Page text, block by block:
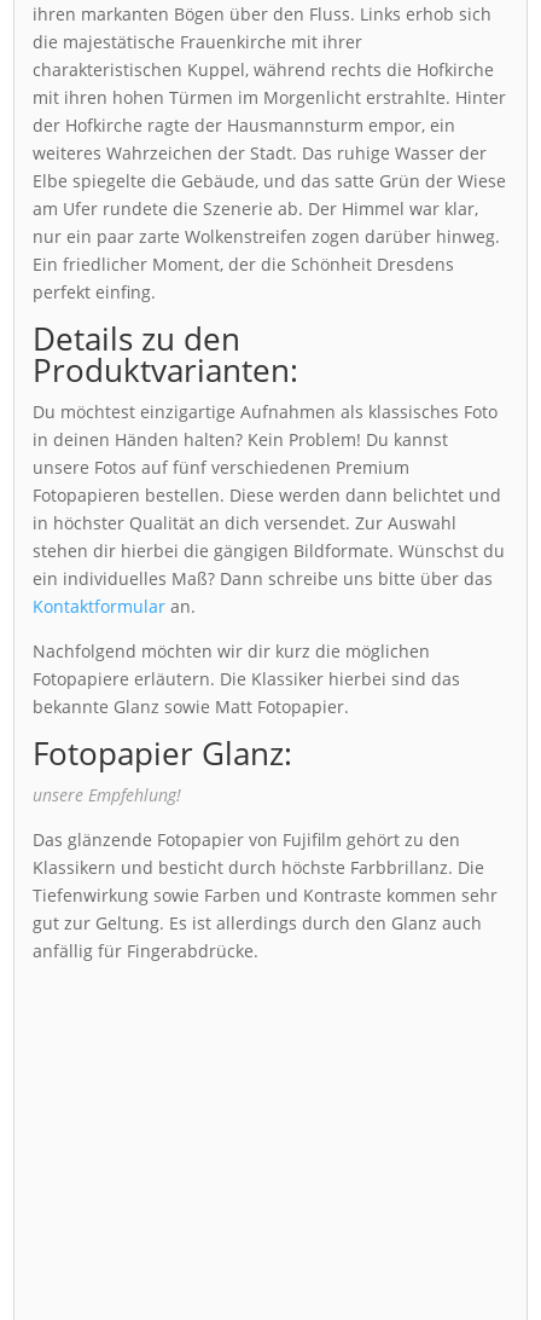
ihren markanten Bögen über den Fluss. Links erhob sich
die majestätische Frauenkirche mit ihrer
charakteristischen Kuppel, während rechts die Hofkirche
mit ihren hohen Türmen im Morgenlicht erstrahlte. Hinter
der Hofkirche ragte der Hausmannsturm empor, ein
weiteres Wahrzeichen der Stadt. Das ruhige Wasser der
Elbe spiegelte die Gebäude, und das satte Grün der Wiese
am Ufer rundete die Szenerie ab. Der Himmel war klar,
nur ein paar zarte Wolkenstreifen zogen darüber hinweg.
Ein friedlicher Moment, der die Schönheit Dresdens
perfekt einfing.
Details zu den
Produktvarianten:
Du möchtest einzigartige Aufnahmen als klassisches Foto
in deinen Händen halten? Kein Problem! Du kannst
unsere Fotos auf fünf verschiedenen Premium
Fotopapieren bestellen. Diese werden dann belichtet und
in höchster Qualität an dich versendet. Zur Auswahl
stehen dir hierbei die gängigen Bildformate. Wünschst du
ein individuelles Maß? Dann schreibe uns bitte über das
Kontaktformular an.
Nachfolgend möchten wir dir kurz die möglichen
Fotopapiere erläutern. Die Klassiker hierbei sind das
bekannte Glanz sowie Matt Fotopapier.
Fotopapier Glanz:
unsere Empfehlung!
Das glänzende Fotopapier von Fujifilm gehört zu den
Klassikern und besticht durch höchste Farbbrillanz. Die
Tiefenwirkung sowie Farben und Kontraste kommen sehr
gut zur Geltung. Es ist allerdings durch den Glanz auch
anfällig für Fingerabdrücke.